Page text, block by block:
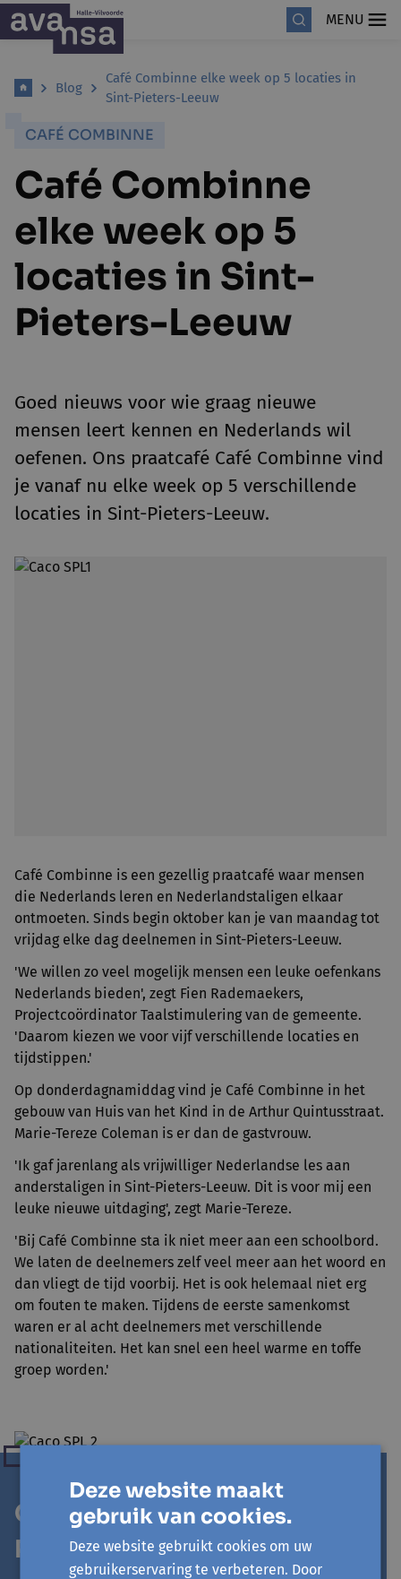
MENU
Blog
Café Combinne elke week op 5 locaties in
Sint-Pieters-Leeuw
CAFÉ COMBINNE
Café Combinne
elke week op 5
locaties in Sint-
Pieters-Leeuw
Goed nieuws voor wie graag nieuwe
mensen leert kennen en Nederlands wil
oefenen. Ons praatcafé Café Combinne vind
je vanaf nu elke week op 5 verschillende
locaties in Sint-Pieters-Leeuw.
Café Combinne is een gezellig praatcafé waar mensen
die Nederlands leren en Nederlandstaligen elkaar
ontmoeten. Sinds begin oktober kan je van maandag tot
vrijdag elke dag deelnemen in Sint-Pieters-Leeuw.
'We willen zo veel mogelijk mensen een leuke oefenkans
Nederlands bieden', zegt Fien Rademaekers,
Projectcoördinator Taalstimulering van de gemeente.
'Daarom kiezen we voor vijf verschillende locaties en
tijdstippen.'
Op donderdagnamiddag vind je Café Combinne in het
gebouw van Huis van het Kind in de Arthur Quintusstraat.
Marie-Tereze Coleman is er dan de gastvrouw.
'Ik gaf jarenlang als vrijwilliger Nederlandse les aan
anderstaligen in Sint-Pieters-Leeuw. Dit is voor mij een
leuke nieuwe uitdaging', zegt Marie-Tereze.
'Bij Café Combinne sta ik niet meer aan een schoolbord.
We laten de deelnemers zelf veel meer aan het woord en
dan vliegt de tijd voorbij. Het is ook helemaal niet erg
om fouten te maken. Tijdens de eerste samenkomst
waren er al acht deelnemers met verschillende
nationaliteiten. Het kan snel een heel warme en toffe
groep worden.'
Café Combinne in Sint-
Pieters-Leeuw
Deze website maakt
gebruik van cookies.
Deze website gebruikt cookies om uw
gebruikerservaring te verbeteren. Door